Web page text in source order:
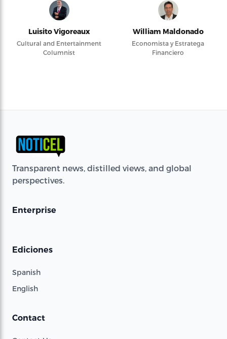
Luisito Vigoreaux
Cultural and Entertainment
Columnist
William Maldonado
Economista y Estratega
Financiero
Transparent news, distilled views, and global
perspectives.
Enterprise
Ediciones
Spanish
English
Contact